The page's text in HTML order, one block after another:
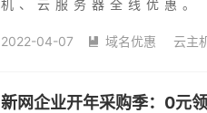
机、云服务器全线优惠
2022-04-07  域名优惠 云主
新网企业开年采购季：0元